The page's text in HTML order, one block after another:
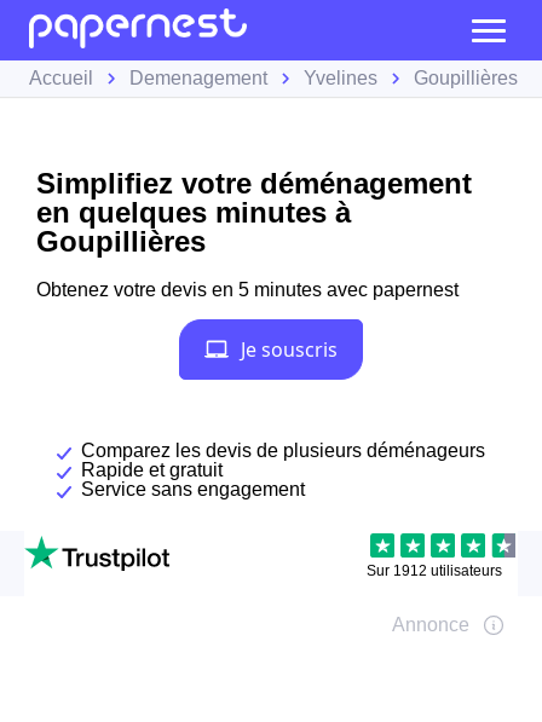
Accueil Demenagement Yvelines Goupillières